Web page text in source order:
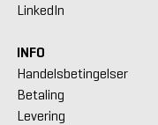
LinkedIn
INFO
Handelsbetingelser
Betaling
Levering